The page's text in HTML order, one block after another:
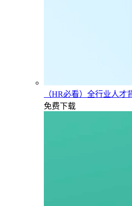
（HR必看）全行业人才
免费下载